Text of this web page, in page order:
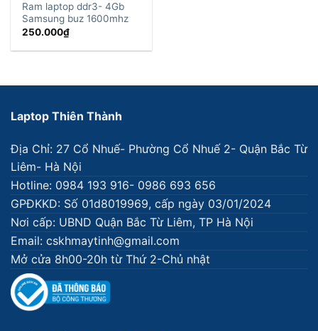
Ram laptop ddr3- 4Gb
Samsung buz 1600mhz
250.000₫
Laptop Thiên Thành
Địa Chỉ: 27 Cổ Nhuế- Phường Cổ Nhuế 2- Quận Bắc Từ
Liêm- Hà Nội
Hotline: 0984 193 916- 0986 693 656
GPĐKKD: Số 01d8019969, cấp ngày 03/01/2024
Nơi cấp: UBND Quận Bắc Từ Liêm, TP Hà Nội
Email: cskhmaytinh@gmail.com
Mở cửa 8h00-20h từ Thứ 2-Chủ nhật